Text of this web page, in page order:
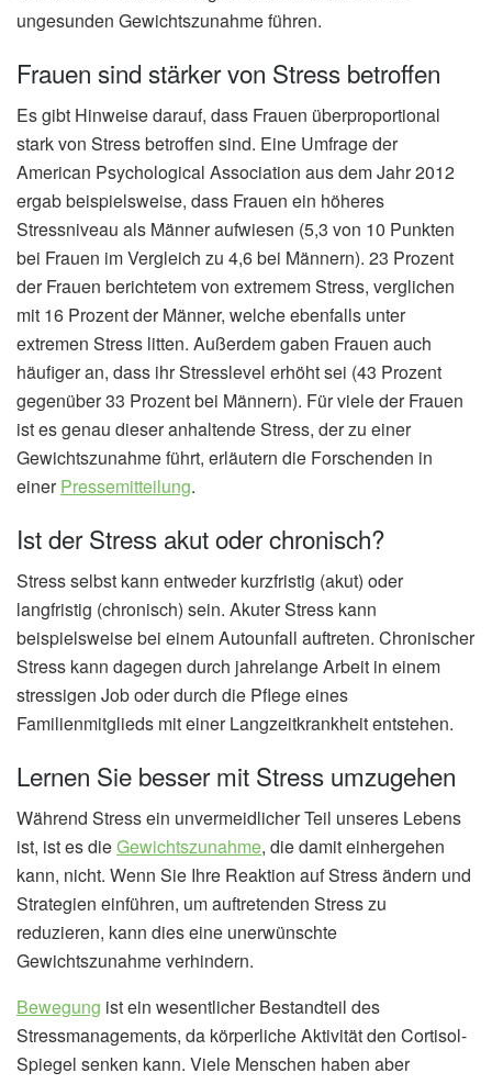
ungesunden Gewichtszunahme führen.
Frauen sind stärker von Stress betroffen
Es gibt Hinweise darauf, dass Frauen überproportional
stark von Stress betroffen sind. Eine Umfrage der
American Psychological Association aus dem Jahr 2012
ergab beispielsweise, dass Frauen ein höheres
Stressniveau als Männer aufwiesen (5,3 von 10 Punkten
bei Frauen im Vergleich zu 4,6 bei Männern). 23 Prozent
der Frauen berichtetem von extremem Stress, verglichen
mit 16 Prozent der Männer, welche ebenfalls unter
extremen Stress litten. Außerdem gaben Frauen auch
häufiger an, dass ihr Stresslevel erhöht sei (43 Prozent
gegenüber 33 Prozent bei Männern). Für viele der Frauen
ist es genau dieser anhaltende Stress, der zu einer
Gewichtszunahme führt, erläutern die Forschenden in
einerPressemitteilung.
Ist der Stress akut oder chronisch?
Stress selbst kann entweder kurzfristig (akut) oder
langfristig (chronisch) sein. Akuter Stress kann
beispielsweise bei einem Autounfall auftreten. Chronischer
Stress kann dagegen durch jahrelange Arbeit in einem
stressigen Job oder durch die Pflege eines
Familienmitglieds mit einer Langzeitkrankheit entstehen.
Lernen Sie besser mit Stress umzugehen
Während Stress ein unvermeidlicher Teil unseres Lebens
ist, ist es dieGewichtszunahme, die damit einhergehen
kann, nicht. Wenn Sie Ihre Reaktion auf Stress ändern und
Strategien einführen, um auftretenden Stress zu
reduzieren, kann dies eine unerwünschte
Gewichtszunahme verhindern.
Bewegung ist ein wesentlicher Bestandteil des
Stressmanagements, da körperliche Aktivität den Cortisol-
Spiegel senken kann. Viele Menschen haben aber